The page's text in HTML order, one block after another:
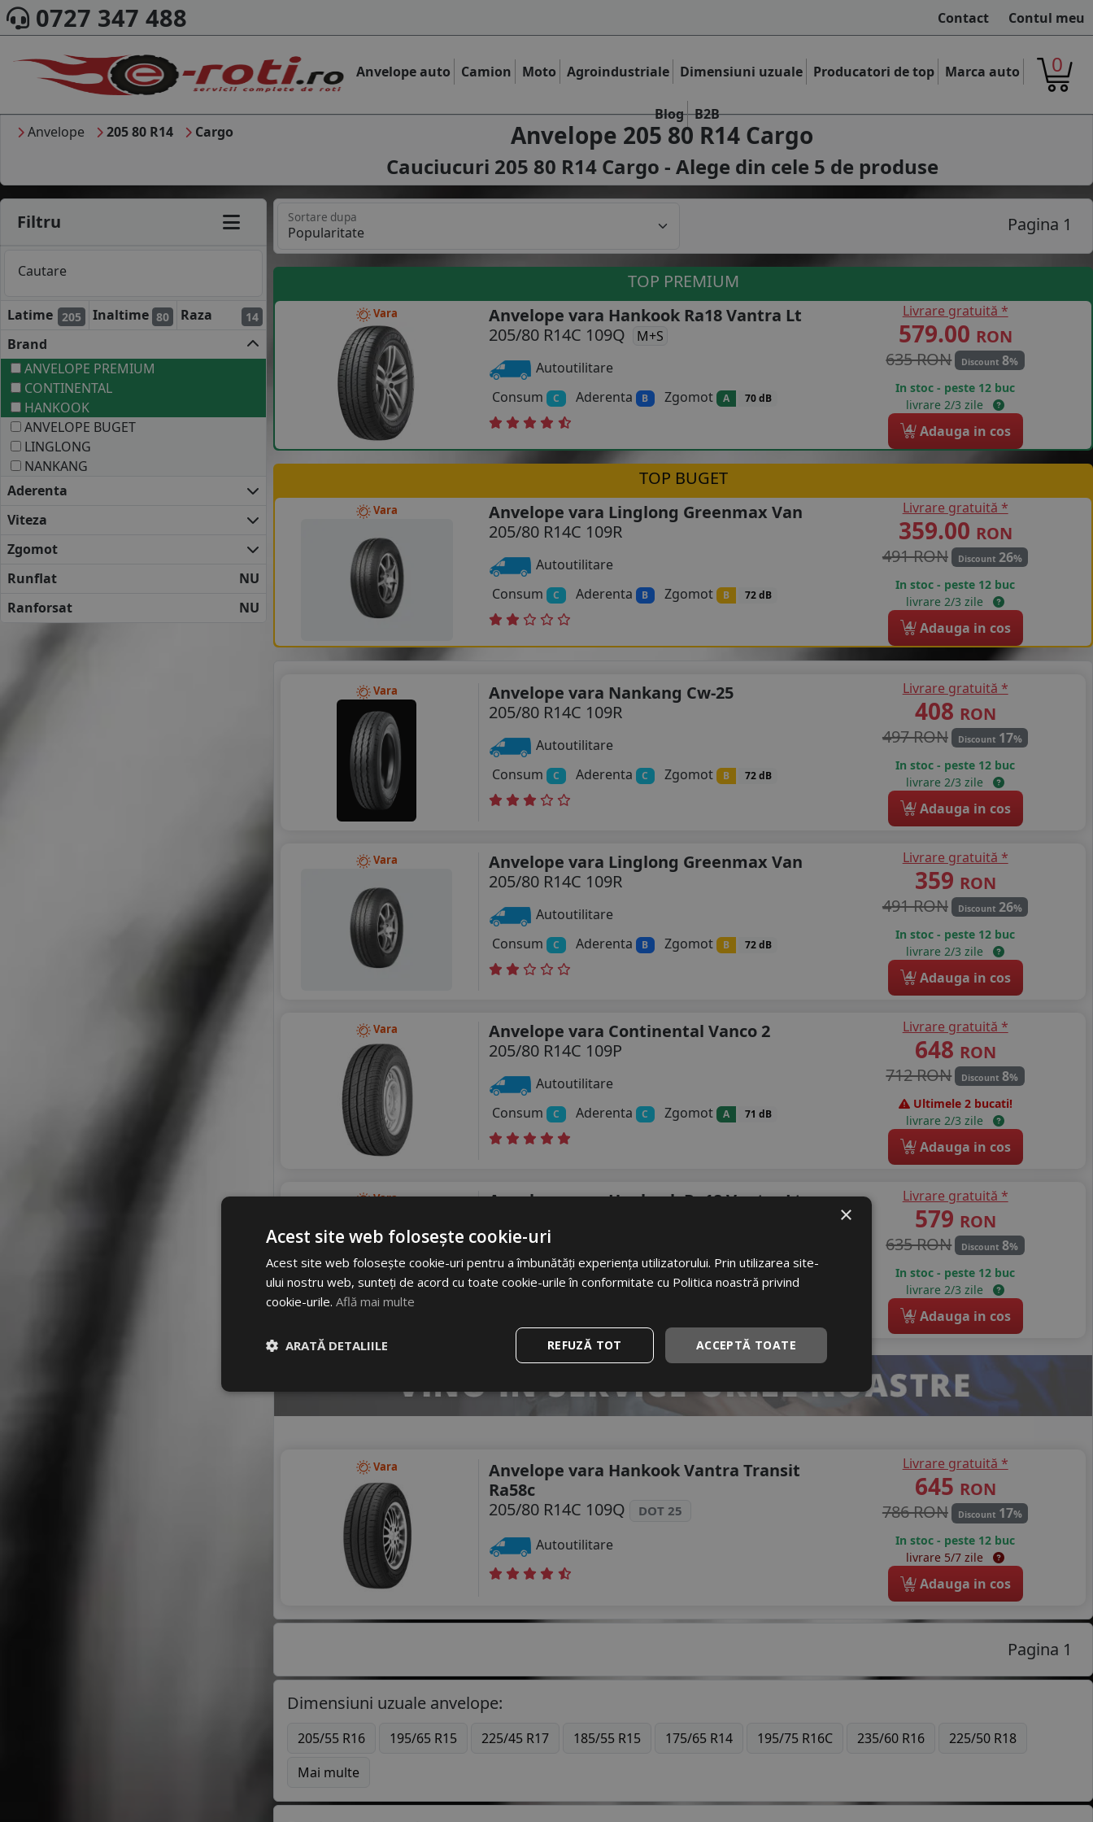
0727 347 488 Contact Contul meu
Anvelope auto Camion Moto Agroindustriale Dimensiuni uzuale Producatori de top Marca auto
Blog B2B
0
Anvelope 205 80 R14 Cargo Anvelope 205 80 R14 Cargo
Cauciucuri 205 80 R14 Cargo - Alege din cele 5 de produse
Filtru
Cautare
Latime 205 Inaltime 80 Raza 14
Brand
ANVELOPE PREMIUM
CONTINENTAL
HANKOOK
ANVELOPE BUGET
LINGLONG
NANKANG
Aderenta
Viteza
Zgomot
Runflat
NU
Ranforsat
NU
Sortare dupa Pagina 1
TOP PREMIUM
Vara
Anvelope vara Hankook Ra18 Vantra Lt
205/80 R14C 109Q
M+S
Autoutilitare
Consum
C Aderenta B Zgomot A 70 dB
Livrare gratuită *
579.00 RON
635 RON
Discount8%
In stoc - peste 12 buc
livrare 2/3 zile
4 Adauga in cos
TOP BUGET
Vara
Anvelope vara Linglong Greenmax Van
205/80 R14C 109R
Autoutilitare
Consum
C Aderenta B Zgomot B 72 dB
Livrare gratuită *
359.00 RON
491 RON
Discount 26%
In stoc - peste 12 buc
livrare 2/3 zile
4 Adauga in cos
Vara
Anvelope vara Nankang Cw-25
205/80 R14C 109R
Autoutilitare
Consum
C Aderenta C Zgomot B 72 dB
Livrare gratuită *
408 RON
497 RON
Discount 17%
In stoc - peste 12 buc
livrare 2/3 zile
4 Adauga in cos
Vara
Anvelope vara Linglong Greenmax Van
205/80 R14C 109R
Autoutilitare
Consum
C Aderenta B Zgomot B 72 dB
Livrare gratuită *
359 RON
491 RON
Discount 26%
In stoc - peste 12 buc
livrare 2/3 zile
4 Adauga in cos
Vara
Anvelope vara Continental Vanco 2
205/80 R14C 109P
Autoutilitare
Consum
C Aderenta C Zgomot A 71 dB
Livrare gratuită *
648 RON
712 RON
Discount8%
Ultimele 2 bucati!
livrare 2/3 zile
4 Adauga in cos
Vara
Anvelope vara Hankook Ra18 Vantra Lt
Consum C Aderenta B Zgomot A 70 dB
Livrare gratuită *
579 RON
635 RON
Discount8%
In stoc - peste 12 buc
livrare 2/3 zile
4 Adauga in cos
Vara
Anvelope vara Hankook Vantra Transit
Ra58c
205/80 R14C 109Q
DOT 25
Autoutilitare
Livrare gratuită *
645 RON
786 RON
Discount 17%
In stoc - peste 12 buc
livrare 5/7 zile
4 Adauga in cos
Pagina 1
Dimensiuni uzuale anvelope:
205/55 R16 195/65 R15 225/45 R17 185/55 R15 175/65 R14 195/75 R16C 235/60 R16
225/50 R18
Mai multe
×
Acest site web folosește cookie-uri
Acest site web folosește cookie-uri pentru a îmbunătăți experiența utilizatorului. Prin utilizarea site-
ului nostru web, sunteți de acord cu toate cookie-urile în conformitate cu Politica noastră privind
cookie-urile. Află mai multe
ACCEPTĂ TOATE
REFUZĂ TOT
ARATĂ DETALIILE